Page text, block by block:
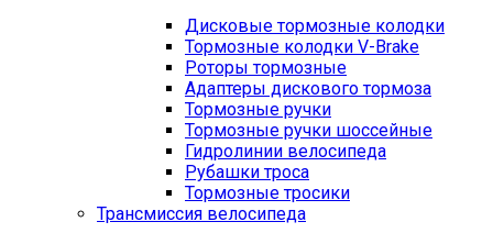
Дисковые тормозные колодки
Тормозные колодки V-Brake
Роторы тормозные
Адаптеры дискового тормоза
Тормозные ручки
Тормозные ручки шоссейные
Гидролинии велосипеда
Рубашки троса
Тормозные тросики
Трансмиссия велосипеда